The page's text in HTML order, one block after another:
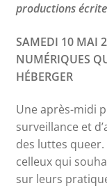
productions
SAMEDI 10 MAI
NUMÉRIQUES
HÉBERGER
Une après-midi
surveillance et
des luttes queer.
celleux qui
sur leurs